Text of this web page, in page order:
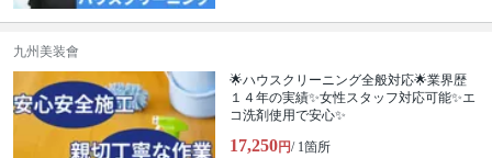
九州美装會
🌟ハウスクリーニング全般対応🌟業界歴
１４年の実績✨女性スタッフ対応可能✨エ
コ洗剤使用で安心✨
17,250円/ 1箇所